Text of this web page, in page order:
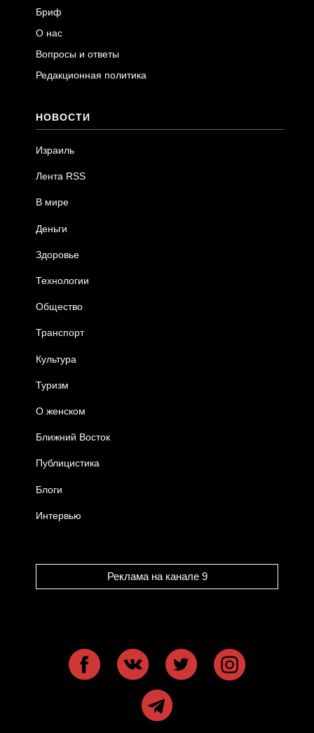
Бриф
О нас
Вопросы и ответы
Редакционная политика
НОВОСТИ
Израиль
Лента RSS
В мире
Деньги
Здоровье
Технологии
Общество
Транспорт
Культура
Туризм
О женском
Ближний Восток
Публицистика
Блоги
Интервью
Реклама на канале 9